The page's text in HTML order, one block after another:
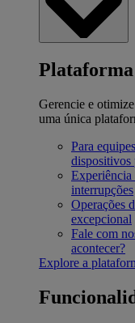
Gerencie e
uma única
Para
dispositivos
Experiência
interrupções
Operações
excepcional
Fale com
acontecer?
Explore a